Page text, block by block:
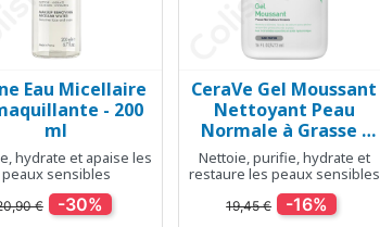
Aperçu rapide
Eau Micellaire
- 200
ml
hydrate et apaise les
peaux sensibles
€ -30%
Aperçu rapide
CeraVe Gel Moussant
Nettoyant Peau
Normale à Grasse -
473 ml
Nettoie, purifie, hydrate et
restaure les peaux sensibles
19,45 € -16%